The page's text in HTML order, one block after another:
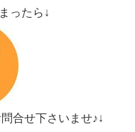
ったら↓
合せ下さいませ♪↓